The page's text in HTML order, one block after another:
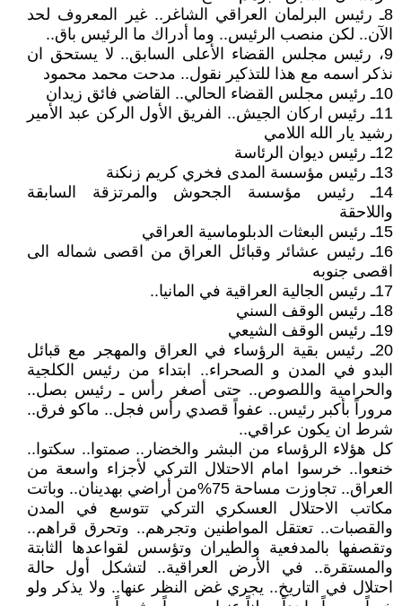
8ـ رئيس البرلمان العراقي الشاغر.. غير المعروف لحد
الآن.. لكن منصب الرئيس.. وما أدراك ما الرئيس باق..
9، رئيس مجلس القضاء الأعلى السابق.. لا يستحق ان
نذكر اسمه مع هذا للتذكير نقول.. مدحت محمد محمود
10ـ رئيس مجلس القضاء الحالي.. القاضي فائق زيدان
11ـ رئيس اركان الجيش.. الفريق الأول الركن عبد الأمير
رشيد يار الله اللامي
12ـ رئيس ديوان الرئاسة
13ـ رئيس مؤسسة المدى فخري كريم زنكنة
14ـ رئيس مؤسسة الجحوش والمرتزقة السابقة
واللاحقة
15ـ رئيس البعثات الدبلوماسية العراقي
16ـ رئيس عشائر وقبائل العراق من اقصى شماله الى
اقصى جنوبه
17ـ رئيس الجالية العراقية في المانيا..
18ـ رئيس الوقف السني
19ـ رئيس الوقف الشيعي
20ـ رئيس بقية الرؤساء في العراق والمهجر مع قبائل
البدو في المدن و الصحراء.. ابتداء من رئيس الكلجية
والحرامية واللصوص.. حتى أصغر رأس ـ رئيس بصل..
مروراً بأكبر رئيس.. عفواً قصدي رأس فجل.. ماكو فرق..
شرط ان يكون عراقي..
كل هؤلاء الرؤساء من البشر والخضار.. صمتوا.. سكتوا..
خنعوا.. خرسوا امام الاحتلال التركي لأجزاء واسعة من
العراق.. تجاوزت مساحة 75%من أراضي بهدينان.. وباتت
مكاتب الاحتلال العسكري التركي تتوسع في المدن
والقصبات.. تعتقل المواطنين وتجرهم.. وتحرق قراهم..
وتقصفها بالمدفعية والطيران وتؤسس لقواعدها الثابتة
والمستقرة.. في الأرض العراقية.. لتشكل أول حالة
احتلال في التاريخ.. يجري غض النظر عنها.. ولا يذكر ولو